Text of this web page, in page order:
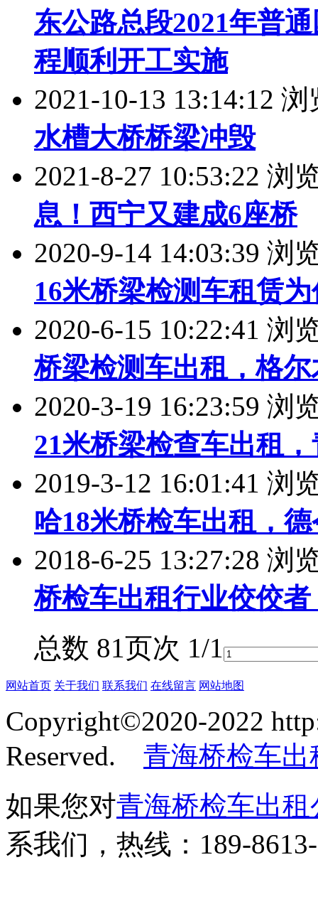
东公路总段2021年普
程顺利开工实施
2021-10-13 13:14:12
水槽大桥桥梁冲毁
2021-8-27 10:53:22 浏
息！西宁又建成6座桥
2020-9-14 14:03:39 浏
16米桥梁检测车租赁
2020-6-15 10:22:41 浏
桥梁检测车出租，格
2020-3-19 16:23:59 浏
21米桥梁检查车出租
2019-3-12 16:01:41 浏
哈18米桥检车出租，
2018-6-25 13:27:28 浏
桥检车出租行业佼佼
总数 81页次 1/1
网站首页 关于我们 联系我们 在线留言 网站地图
Copyright©2020-2022
Reserved. 青海桥检车出
如果您对青海桥检车出租
系我们，热线：189-